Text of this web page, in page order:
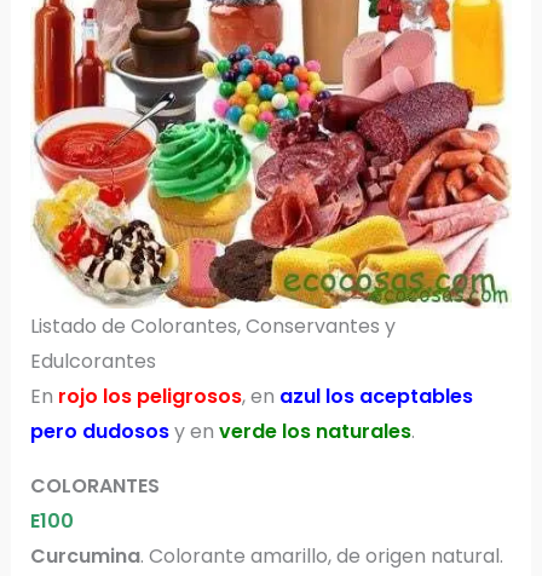
Listado de Colorantes, Conservantes y
Edulcorantes
En rojo los peligrosos, en azul los aceptables
pero dudososy en verde los naturales.
COLORANTES
E100
Curcumina. Colorante amarillo, de origen natural.